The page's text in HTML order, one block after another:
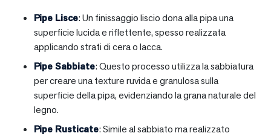
Pipe Lisce: Un finissaggio liscio dona alla pipa una
superficie lucida e riflettente, spesso realizzata
applicando strati di cera o lacca.
Pipe Sabbiate: Questo processo utilizza la sabbiatura
per creare una texture ruvida e granulosa sulla
superficie della pipa, evidenziando la grana naturale del
legno.
Pipe Rusticate: Simile al sabbiato ma realizzato